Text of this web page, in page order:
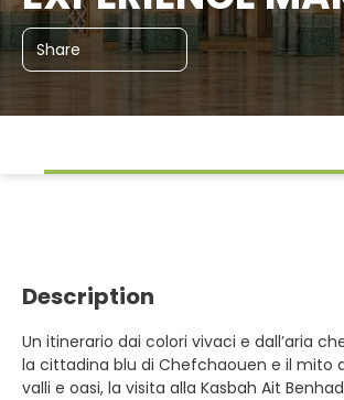
Share
Description
Un itinerario dai colori vivaci e dall’aria
la cittadina blu di Chefchaouen e il mito
valli e oasi, la visita alla Kasbah Ait